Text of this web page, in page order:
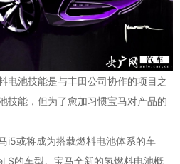
池技能是与丰田公司协作的项目之
技能，但为了愈加习惯宝马对产品的
或将成为搭载燃料电池体系的车
S的车型。宝马全新的氢燃料电池概